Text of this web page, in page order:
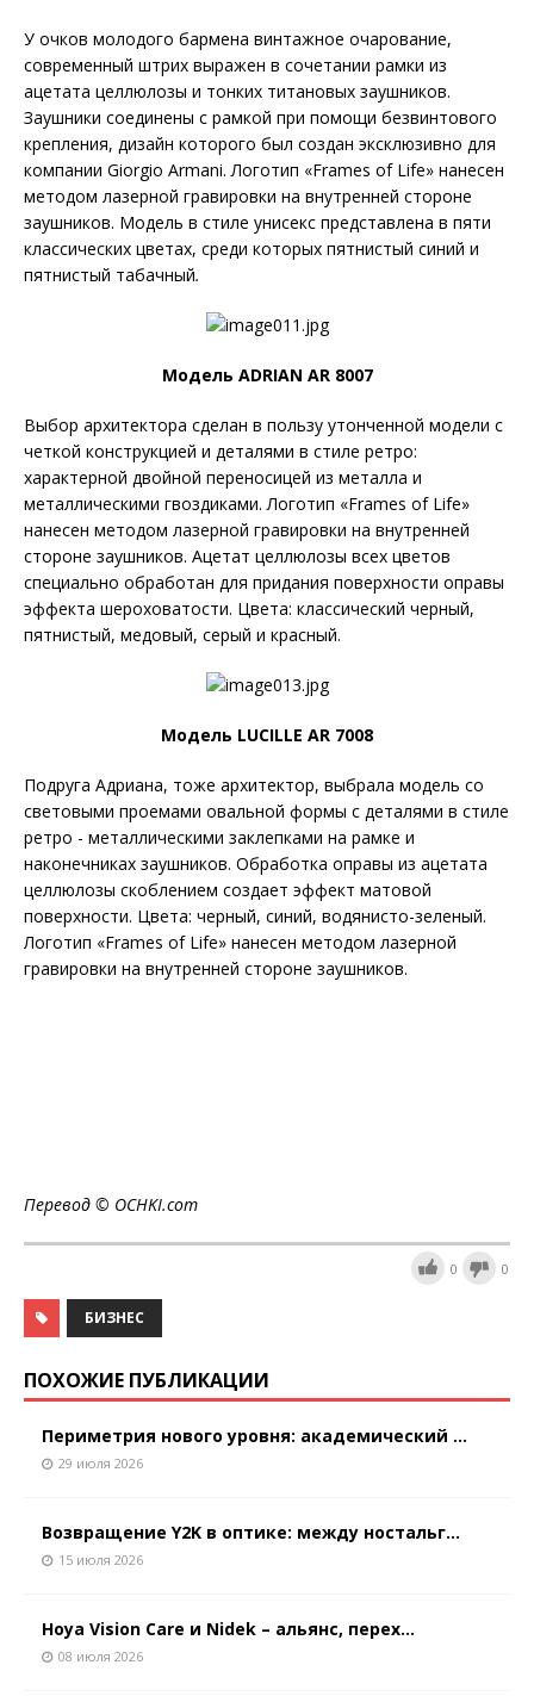
У очков молодого бармена винтажное очарование,
современный штрих выражен в сочетании рамки из
ацетата целлюлозы и тонких титановых заушников.
Заушники соединены с рамкой при помощи безвинтового
крепления, дизайн которого был создан эксклюзивно для
компании Giorgio Armani. Логотип «Frames of Life» нанесен
методом лазерной гравировки на внутренней стороне
заушников. Модель в стиле унисекс представлена в пяти
классических цветах, среди которых пятнистый синий и
пятнистый табачный.
Модель ADRIAN AR 8007
Выбор архитектора сделан в пользу утонченной модели с
четкой конструкцией и деталями в стиле ретро:
характерной двойной переносицей из металла и
металлическими гвоздиками. Логотип «Frames of Life»
нанесен методом лазерной гравировки на внутренней
стороне заушников. Ацетат целлюлозы всех цветов
специально обработан для придания поверхности оправы
эффекта шероховатости. Цвета: классический черный,
пятнистый, медовый, серый и красный.
Модель LUCILLE AR 7008
Подруга Адриана, тоже архитектор, выбрала модель со
световыми проемами овальной формы с деталями в стиле
ретро - металлическими заклепками на рамке и
наконечниках заушников. Обработка оправы из ацетата
целлюлозы скоблением создает эффект матовой
поверхности. Цвета: черный, синий, водянисто-зеленый.
Логотип «Frames of Life» нанесен методом лазерной
гравировки на внутренней стороне заушников.
Перевод © OCHKI.com
0 0
БИЗНЕС
ПОХОЖИЕ ПУБЛИКАЦИИ
Периметрия нового уровня: академический ...
29 июля 2026
Возвращение Y2K в оптике: между ностальг...
15 июля 2026
Hoya Vision Care и Nidek – альянс, перех...
08 июля 2026